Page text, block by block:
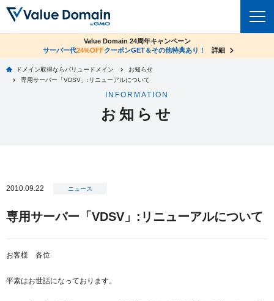
ドメイントップ
gTLDオークション
.jpドメインバックオーダー
レンタルサーバー
XREA
Oneレンタルサーバー
サイトロック
ポイント制度
紹介制度
お知らせ サポート
co.jpドメイン✕コアサーバーV2ビジネス応援キャンペーン
サーバー料金1年間無料
詳細
Value Domain 24周年キャンペーン
サーバー代24%OFFクーポンGET＆その他特典あり！ 詳細
ドメイン取得ならバリュードメイン
お知らせ
専用サーバー「VDSV」:リニューアルについて
INFORMATION
お知らせ
2010.09.22 ニュース
専用サーバー「VDSV」:リニューアルについて
お客様 各位
平素はお世話になっております。